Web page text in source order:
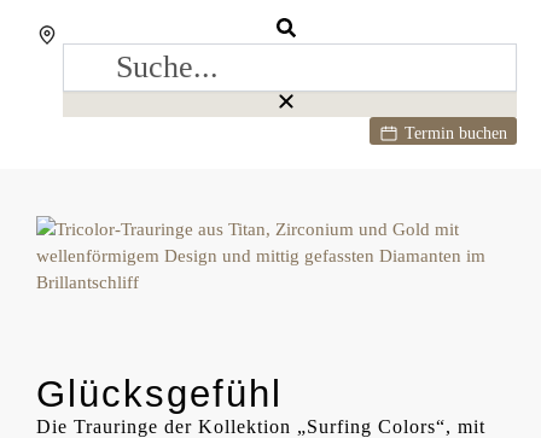
Termin buchen
Glücksgefühl
Die Trauringe der Kollektion „Surfing Colors“, mit